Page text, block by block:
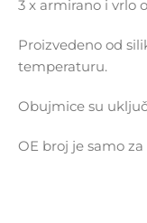
3 x armirano i vrlo
Proizvedeno od
temperaturu.
Obujmice su
OE broj je samo